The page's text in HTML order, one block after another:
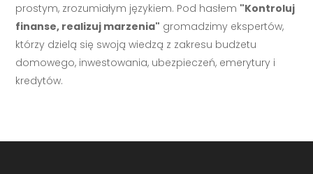
prostym, zrozumiałym językiem. Pod hasłem "Kontroluj
finanse, realizuj marzenia" gromadzimy ekspertów,
którzy dzielą się swoją wiedzą z zakresu budżetu
domowego, inwestowania, ubezpieczeń, emerytury i
kredytów.